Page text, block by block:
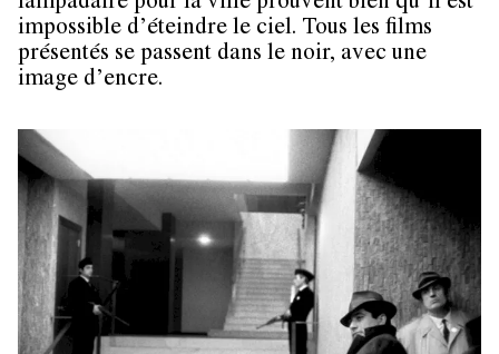
impossible d’éteindre le ciel. Tous les films
présentés se passent dans le noir, avec une
image d’encre.